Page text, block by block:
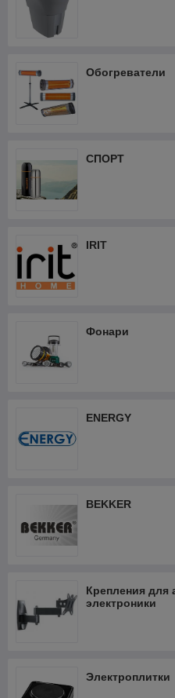
Обогреватели
СПОРТ
IRIT
Фонари
ENERGY
BEKKER
Крепления для
электроники
Электроплитки